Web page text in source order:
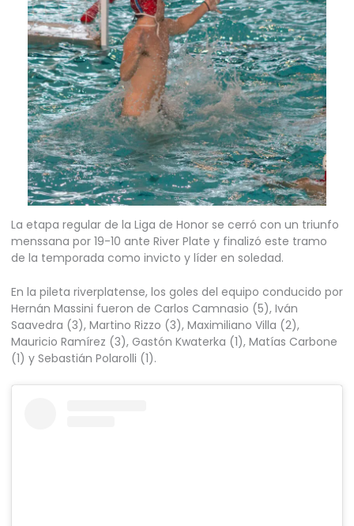
La etapa regular de la Liga de Honor se cerró con un triunfo
menssana por 19-10 ante River Plate y finalizó este tramo
de la temporada como invicto y líder en soledad.
En la pileta riverplatense, los goles del equipo conducido por
Hernán Massini fueron de Carlos Camnasio (5), Iván
Saavedra (3), Martino Rizzo (3), Maximiliano Villa (2),
Mauricio Ramírez (3), Gastón Kwaterka (1), Matías Carbone
(1) y Sebastián Polarolli (1).